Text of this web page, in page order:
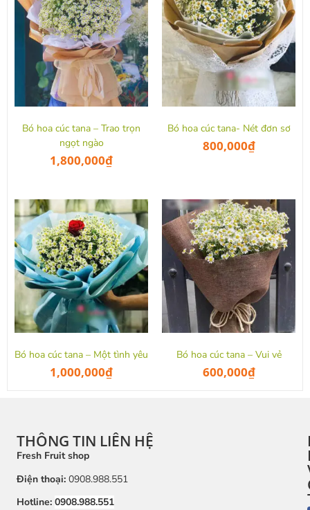
Bó hoa cúc tana – Trao trọn
ngọt ngào
1,800,000₫
Bó hoa cúc tana- Nét đơn sơ
800,000₫
Bó hoa cúc tana – Một tình yêu
1,000,000₫
Bó hoa cúc tana – Vui vẻ
600,000₫
THÔNG TIN LIÊN HỆ
Fresh Fruit shop
Điện thoại: 0908.988.551
Hotline: 0908.988.551